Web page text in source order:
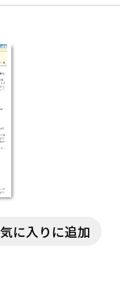
いだろう。
は数学に満
か信じてく
の一部をご
」（数学A）
。
に入りに追加